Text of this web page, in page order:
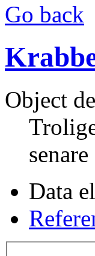
Go back
Object
Data